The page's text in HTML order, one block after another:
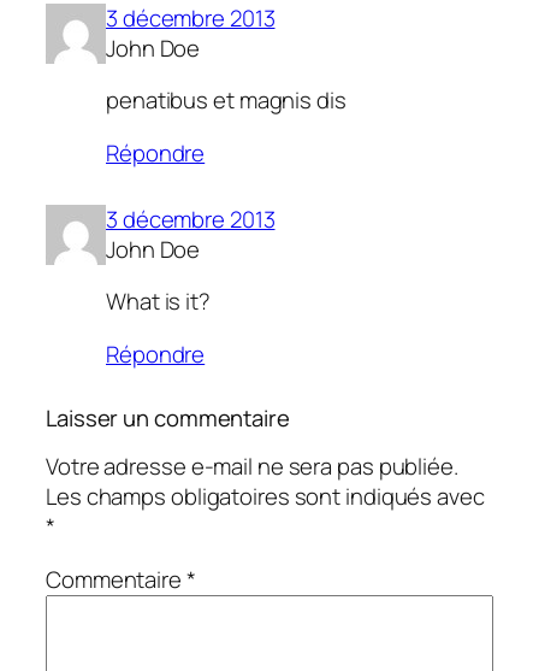
3 décembre 2013
John Doe
penatibus et magnis dis
Répondre
3 décembre 2013
John Doe
What is it?
Répondre
Laisser un commentaire
Votre adresse e-mail ne sera pas publiée.
Les champs obligatoires sont indiqués avec
*
Commentaire*